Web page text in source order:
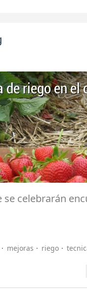
de riego en el
se celebrarán
mejoras riego